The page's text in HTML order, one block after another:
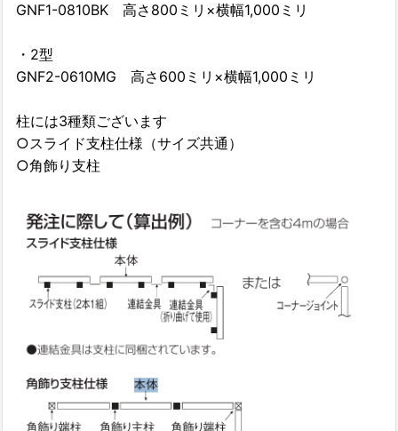
GNF1-0810BK 高さ800ミリ×横幅1,000ミリ
・2型
GNF2-0610MG 高さ600ミリ×横幅1,000ミリ
柱には3種類ございます
○スライド支柱仕様（サイズ共通）
○角飾り支柱